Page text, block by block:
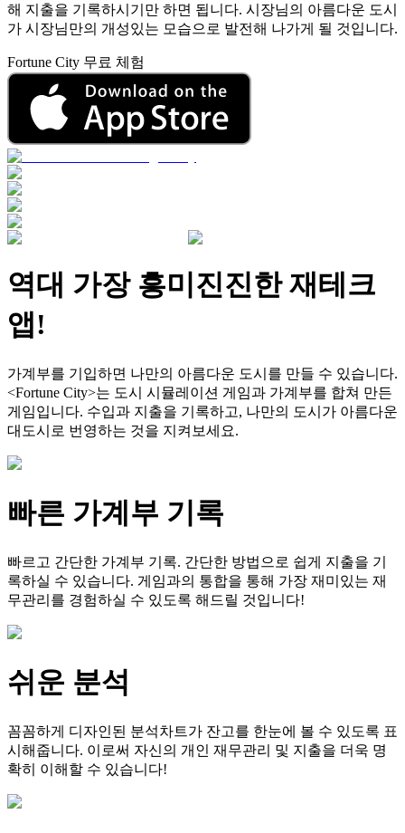
해 지출을 기록하시기만 하면 됩니다. 시장님의 아름다운 도시
가 시장님만의 개성있는 모습으로 발전해 나가게 될 것입니다.
Fortune City 무료 체험
역대 가장 흥미진진한 재테크
앱!
가계부를 기입하면 나만의 아름다운 도시를 만들 수 있습니다.
<Fortune City>는 도시 시뮬레이션 게임과 가계부를 합쳐 만든
게임입니다. 수입과 지출을 기록하고, 나만의 도시가 아름다운
대도시로 번영하는 것을 지켜보세요.
빠른 가계부 기록
빠르고 간단한 가계부 기록. 간단한 방법으로 쉽게 지출을 기
록하실 수 있습니다. 게임과의 통합을 통해 가장 재미있는 재
무관리를 경험하실 수 있도록 해드릴 것입니다!
쉬운 분석
꼼꼼하게 디자인된 분석차트가 잔고를 한눈에 볼 수 있도록 표
시해줍니다. 이로써 자신의 개인 재무관리 및 지출을 더욱 명
확히 이해할 수 있습니다!